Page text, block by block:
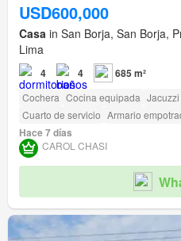
USD600,000
Casa in San Borja, San Borja,
Lima
4 4 685 m²
Cochera Cocina equipada Jacuzzi
Cuarto de servicio Armario
Hace 7 días
CAROL CHASI